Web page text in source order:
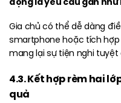
Gia chủ có thể dễ dàng
smartphone hoặc tích
mang lại sự tiện nghi tuyệt
4.3. Kết hợp rèm hai
quả